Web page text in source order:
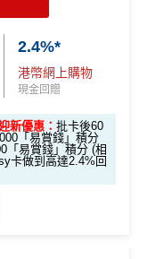
卡。 迎新條款：
惠
計劃，拎嚟兌換
賬要求，網上簽
可以配合HSBC
賬交易，亦可以
coupon
有0.4%回贈，市
hsbc-vs-form
🎯38新會員額外
回贈！詳情MrMil
2.4%*
港幣網上購物
現金回贈
新優惠： 批卡後60
「易賞錢」積分
「易賞錢」積分 (相
卡做到高達2.4%回